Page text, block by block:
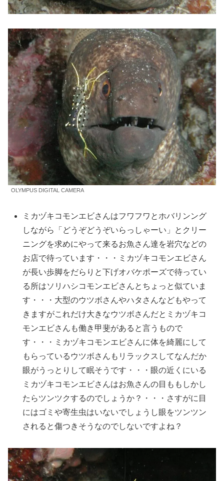
OLYMPUS DIGITAL CAMERA
ミカヅキコモンエビさんはフワフワとホバリンング
しながら「どうぞどうぞいらっしゃーい」とクリー
ニングを求めにやって来るお魚さん達を岩穴などの
お店で待っています・・・ミカヅキコモンエビさん
が長い歩脚をだらりと下げオバケポーズで待ってい
る所はソリハシコモンエビさんとちょっと似ていま
す・・・大型のウツボさんやハタさんなどもやって
きますがこれだけ大きなウツボさんだとミカヅキコ
モンエビさんも働き甲斐があると言うもので
す・・・ミカヅキコモンエビさんに体を綺麗にして
もらっているウツボさんもリラックスしてなんだか
眼がうっとりして眠そうです・・・眼の近くにいる
ミカヅキコモンエビさんはお魚さんの目ももしかし
たらツンツクするのでしょうか？・・・さすがに目
にはゴミや寄生虫はいないでしょうし眼をツンツン
されると傷つきそうなのでしないですよね？